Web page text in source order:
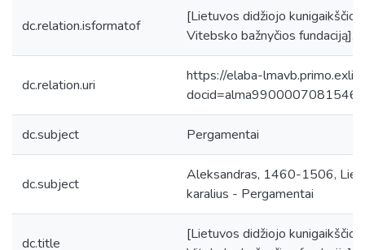
dc.relation.isformatof
[Lietuvos didžiojo kunigaikščio
Vitebsko bažnyčios fundaciją].
dc.relation.uri
https://elaba-
dc.subject Pergamentai
dc.subject
Aleksandras, 1460-1506,
karalius - Pergamentai
dc.title
[Lietuvos didžiojo kunigaikščio